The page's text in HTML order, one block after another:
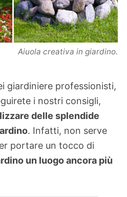
Aiuola creativa in giardino.
giardiniere professionisti,
i nostri consigli,
delle splendide
. Infatti, non serve
portare un tocco di
un luogo ancora più